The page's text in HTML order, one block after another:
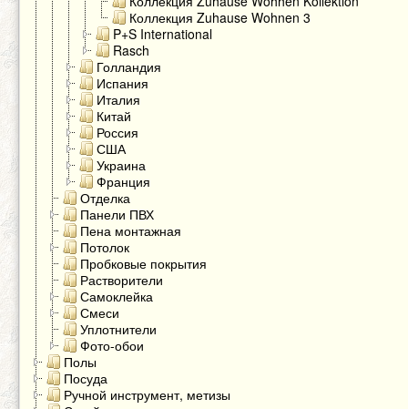
Коллекция Zuhause Wohnen 3
P+S International
Rasch
Голландия
Испания
Италия
Китай
Россия
США
Украина
Франция
Отделка
Панели ПВХ
Пена монтажная
Потолок
Пробковые покрытия
Растворители
Самоклейка
Смеси
Уплотнители
Фото-обои
Полы
Посуда
Ручной инструмент, метизы